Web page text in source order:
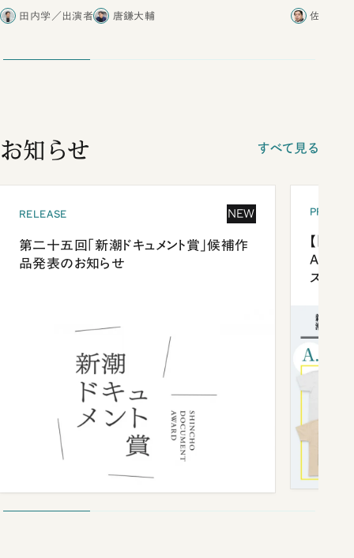
田内学／出演者 唐鎌大輔
合ったこと
佐藤優
お知らせ すべて見る
RELEASE NEW
第二十五回「新潮ドキュメント賞」候補作
品発表のお知らせ
【「新
ズプレ